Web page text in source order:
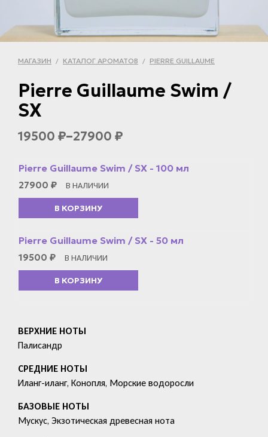
МАГАЗИН / КАТАЛОГ АРОМАТОВ / PIERRE GUILLAUME
Pierre Guillaume Swim /
SX
19500 ₽–27900 ₽
Pierre Guillaume Swim / SX - 100 мл
27900 ₽ В НАЛИЧИИ
В КОРЗИНУ
Pierre Guillaume Swim / SX - 50 мл
19500 ₽ В НАЛИЧИИ
В КОРЗИНУ
ВЕРХНИЕ НОТЫ
Палисандр
СРЕДНИЕ НОТЫ
Иланг-иланг, Конопля, Морские водоросли
БАЗОВЫЕ НОТЫ
Мускус, Экзотическая древесная нота